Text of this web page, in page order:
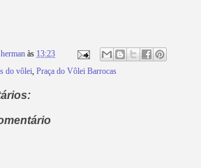
às 13:23
do vôlei, Praça do Vôlei Barrocas